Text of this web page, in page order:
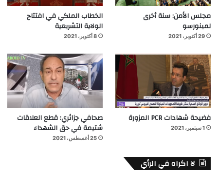
مجلس الأمن: سنة أخرى
لمينورسو
29 أكتوبر، 2021
الخطاب الملكي في افتتاح
الولاية التشريعية
8 أكتوبر، 2021
فضيحة شهادات PCR المزورة
1 سبتمبر، 2021
صحافي جزائري: قطع العلاقات
شتيمة في حق الشهداء
25 أغسطس، 2021
لا اكراه في الرأي